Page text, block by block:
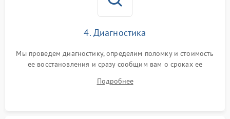
4. Диагностика
Мы проведем диагностику, определим поломку и стоимость
ее восстановления и сразу сообщим вам о сроках ее
Подробнее